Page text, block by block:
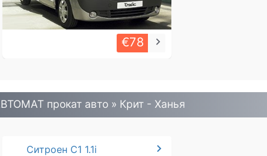
€78 keyboard_arrow_right
прокат авто » Крит - Ханья
Ситроен С1 1.1i chevron_right